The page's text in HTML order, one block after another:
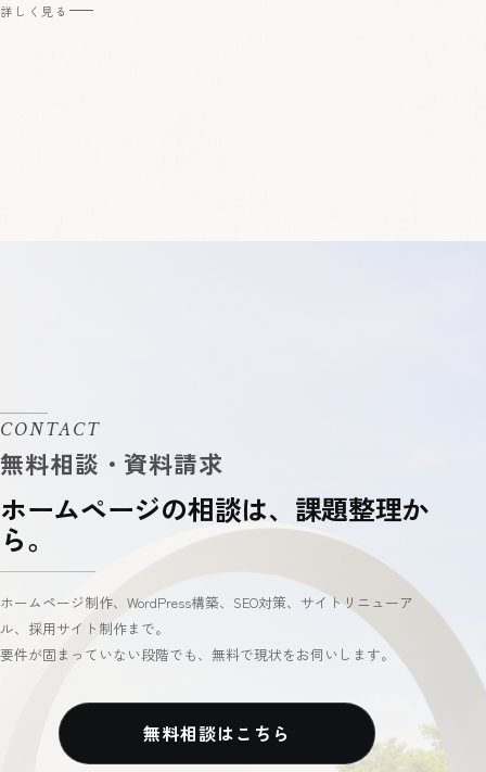
詳しく見る
CONTACT
ホームページの相談は、課題整理か
ら。
ホームページ制作、WordPress構築、SEO対策、サイトリニューア
ル、採用サイト制作まで。
要件が固まっていない段階でも、無料で現状をお伺いします。
無料相談はこちら